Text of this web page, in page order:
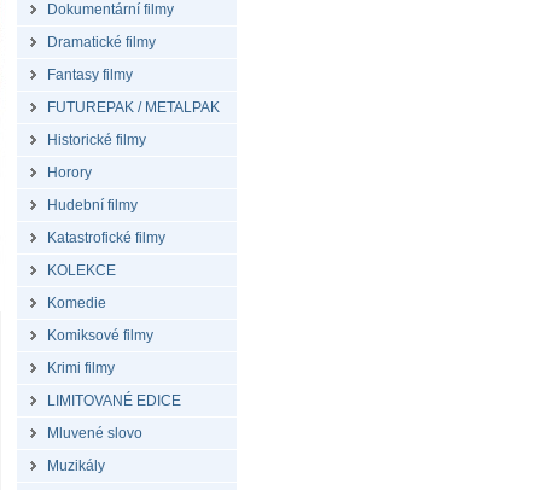
Dokumentární filmy
Dramatické filmy
Fantasy filmy
FUTUREPAK / METALPAK
Historické filmy
Horory
Hudební filmy
Katastrofické filmy
KOLEKCE
Komedie
Komiksové filmy
Krimi filmy
LIMITOVANÉ EDICE
Mluvené slovo
Muzikály